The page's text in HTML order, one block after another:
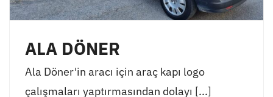
ALA DÖNER
Ala Döner'in aracı için araç kapı logo
çalışmaları yaptırmasından dolayı [...]